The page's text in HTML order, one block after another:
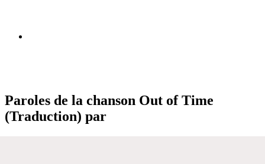
Paroles de la chanson Out of Time
(Traduction) par